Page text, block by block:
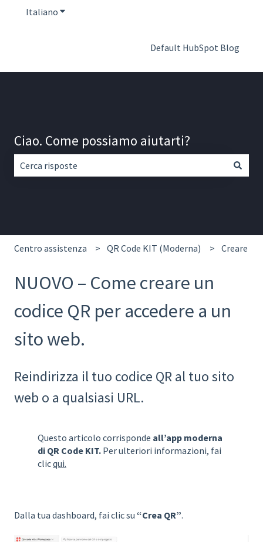
Italiano Mostra sottomenu per le traduzioni
Default HubSpot Blog
Ciao. Come possiamo aiutarti?
Centro assistenza QR Code KIT (Moderna) Creare
NUOVO – Come creare un
codice QR per accedere a un
sito web.
Reindirizza il tuo codice QR al tuo sito
web o a qualsiasi URL.
Questo articolo corrisponde all’app moderna
di QR Code KIT. Per ulteriori informazioni, fai
clicqui.
Dalla tua dashboard, fai clic su “Crea QR”.